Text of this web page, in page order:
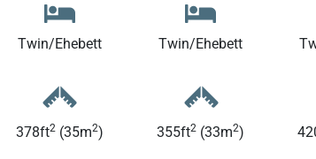
Twin/Ehebett Twin/Ehebett
378ft2(35m2) 355ft2 (33m2)